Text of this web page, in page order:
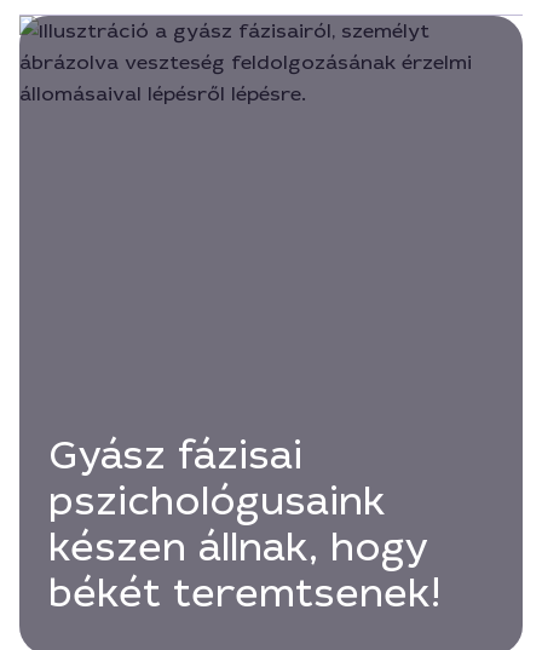
Gyász fázisai
pszichológusaink
készen állnak, hogy
békét teremtsenek!